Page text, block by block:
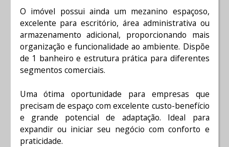
O imóvel possui ainda um mezanino espaçoso,
excelente para escritório, área administrativa ou
armazenamento adicional, proporcionando mais
organização e funcionalidade ao ambiente. Dispõe
de 1 banheiro e estrutura prática para diferentes
segmentos comerciais.
Uma ótima oportunidade para empresas que
precisam de espaço com excelente custo-benefício
e grande potencial de adaptação. Ideal para
expandir ou iniciar seu negócio com conforto e
praticidade.